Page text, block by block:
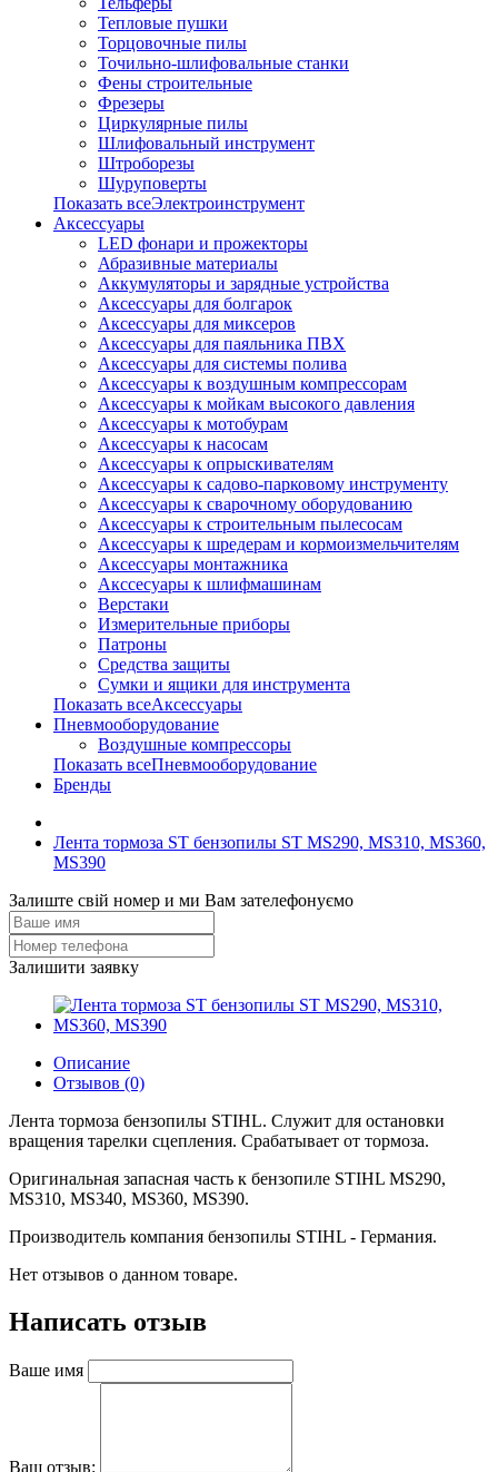
Тепловые пушки
Торцовочные пилы
Точильно-шлифовальные станки
Фены строительные
Фрезеры
Циркулярные пилы
Шлифовальный инструмент
Штроборезы
Шуруповерты
Показать всеЭлектроинструмент
Аксессуары
LED фонари и прожекторы
Абразивные материалы
Аккумуляторы и зарядные устройства
Аксессуары для болгарок
Аксессуары для миксеров
Аксессуары для паяльника ПВХ
Аксессуары для системы полива
Аксессуары к воздушным компрессорам
Аксессуары к мойкам высокого давления
Аксессуары к мотобурам
Аксессуары к насосам
Аксессуары к опрыскивателям
Аксессуары к садово-парковому инструменту
Аксессуары к сварочному оборудованию
Аксессуары к строительным пылесосам
Аксессуары к шредерам и кормоизмельчителям
Аксессуары монтажника
Акссесуары к шлифмашинам
Верстаки
Измерительные приборы
Патроны
Средства защиты
Сумки и ящики для инструмента
Показать всеАксессуары
Пневмооборудование
Воздушные компрессоры
Показать всеПневмооборудование
Бренды
Лента тормоза ST бензопилы ST MS290, MS310, MS360,
MS390
Залиште свій номер и ми Вам зателефонуємо
Залишити заявку
Описание
Отзывов (0)
Лента тормоза бензопилы STIHL. Служит для остановки
вращения тарелки сцепления. Срабатывает от тормоза.
Оригинальная запасная часть к бензопиле STIHL MS290,
MS310, MS340, MS360, MS390.
Производитель компания бензопилы STIHL - Германия.
Нет отзывов о данном товаре.
Написать отзыв
Ваше имя
Ваш отзыв: